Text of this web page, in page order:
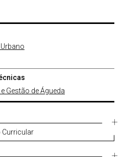
Gestão de Águeda
Curricular